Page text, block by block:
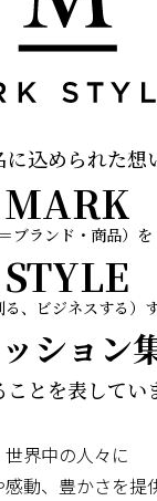
に込められた想
MARK
＝ブランド・商品）を
STYLE
る、ビジネスする）
ション
ことを表してい
世界中の人々に
動、豊かさを提